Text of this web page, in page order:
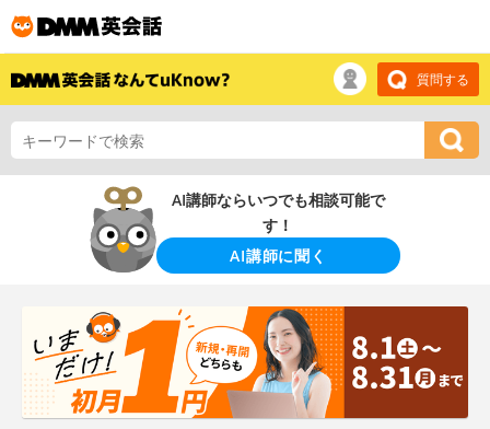
質問する
AI講師ならいつでも相談可能で
す！
AI講師に聞く